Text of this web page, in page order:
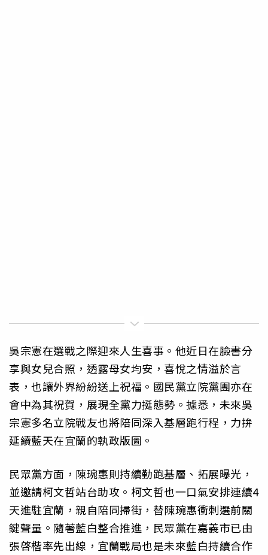
吳宗憲在選戰之際迎來人生喜事。他近日在臉書分
享與女兒合照，透露母女均安，喜悅之情溢於言
表，也讓外界紛紛送上祝福。國民黨立院黨團亦在
會中為其祝賀，展現全黨力挺態勢。據悉，未來吳
宗憲多名立院戰友也將陪同深入基層跑行程，力拚
延續藍天在宜蘭的執政版圖。
民眾黨方面，陳琬惠則持續勤跑基層、拓展曝光，
並邀請柯文哲站台助攻。柯文哲也一口氣安排連續4
天進駐宜蘭，親自陪同掃街，替陳琬惠衝刺選前關
鍵聲量。隨著藍白整合推進，民眾黨在嘉義市已由
張啓楷率先出線，宜蘭戰局也是未來藍白持續合作